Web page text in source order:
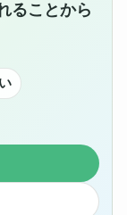
ることから